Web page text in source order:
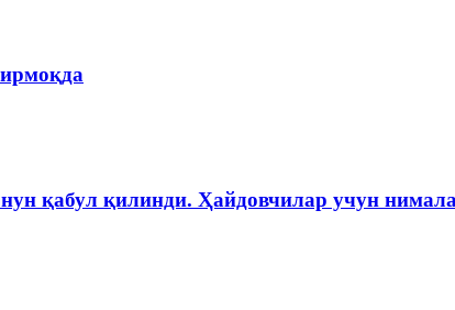
қабул қилинди. Ҳайдовчилар учун